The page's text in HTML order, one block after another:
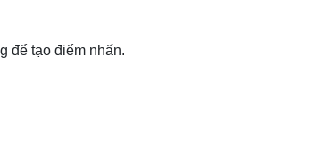
để tạo điểm nhấn.